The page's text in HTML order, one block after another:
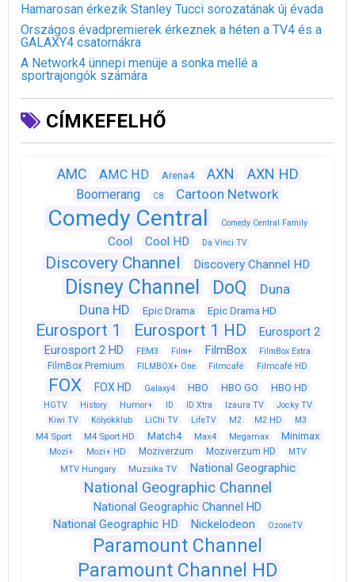
Hamarosan érkezik Stanley Tucci sorozatának új évada
Országos évadpremierek érkeznek a héten a TV4 és a
GALAXY4 csatornákra
A Network4 ünnepi menüje a sonka mellé a
sportrajongók számára
CÍMKEFELHŐ
AMC AMC HD Arena4 AXN AXN HD
Boomerang C8 Cartoon Network
Comedy Central Comedy Central Family
Cool Cool HD Da Vinci TV
Discovery Channel Discovery Channel HD
Disney Channel DoQ
Duna
Duna HD
Epic Drama Epic Drama HD
Eurosport 1 Eurosport 1 HD
Eurosport 2
Eurosport 2 HD
FEM3 Film+ FilmBox FilmBox Extra
FilmBox Premium FILMBOX+ One Filmcafé Filmcafé HD
FOX FOX HD Galaxy4 HBO HBO GO HBO HD
HGTV History Humor+ ID ID Xtra Izaura TV
Jocky TV
Kiwi TV
Kölyökklub LiChi TV LifeTV M2 M2 HD M3
M4 Sport M4 Sport HD Match4 Max4 Megamax Minimax
Mozi+ Mozi+ HD Moziverzum Moziverzum HD
MTV
MTV Hungary
Muzsika TV National Geographic
National Geographic Channel
National Geographic Channel HD
National Geographic HD
Nickelodeon OzoneTV
Paramount Channel
Paramount Channel HD